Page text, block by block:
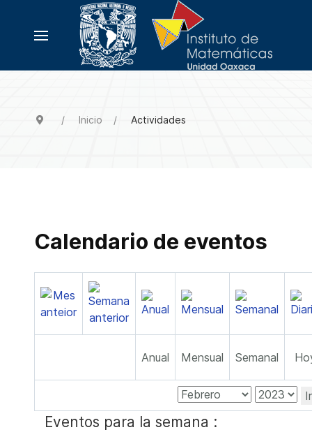
Inicio Actividades
Calendario de eventos
Anual Mensual Semanal
Eventos para la semana :